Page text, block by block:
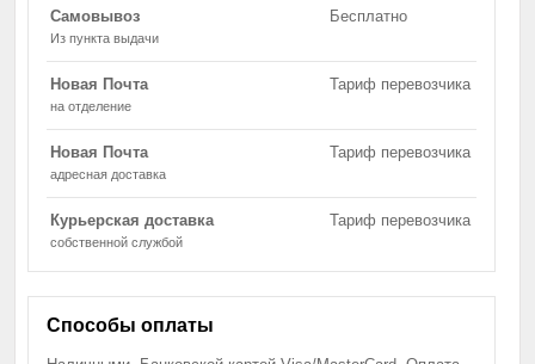
Самовывоз
Из пункта выдачи
Бесплатно
Новая Почта
на отделение
Тариф перевозчика
Новая Почта
адресная доставка
Тариф перевозчика
Курьерская доставка
собственной службой
Тариф перевозчика
Способы оплаты